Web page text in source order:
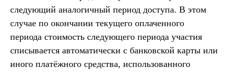
следующий аналогичный период доступа. В этом
случае по окончании текущего оплаченного
периода стоимость следующего периода участия
списывается автоматически с банковской карты или
иного платёжного средства, использованного